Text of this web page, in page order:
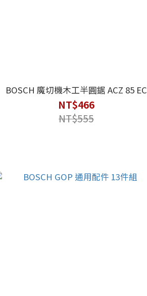
BOSCH 魔切機木工半圓鋸 ACZ 85 EC
NT$466
NT$555